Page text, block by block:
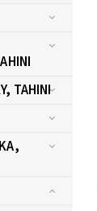
TAHINI